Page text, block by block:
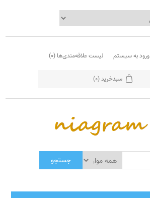
ورود به سیستم لیست علاقه‌مندی‌ها (0)
سبدخرید(0)
جستجو